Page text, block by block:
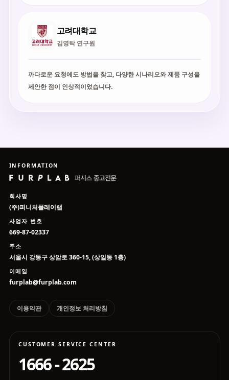
고려대학교
김영탁 연구원
까다로운 요청에도 방법을 찾고, 다양한 시나리오와 제품 구성을
제안한 점이 인상적이었습니다.
INFORMATION
회사명
(주)퍼니처플레이랩
사업자 번호
669-87-02337
주소
서울시 강동구 상암로 360-15, (상일동 1층)
이메일
furplab@furplab.com
이용약관 개인정보 처리방침
CUSTOMER SERVICE CENTER
1666 - 2625